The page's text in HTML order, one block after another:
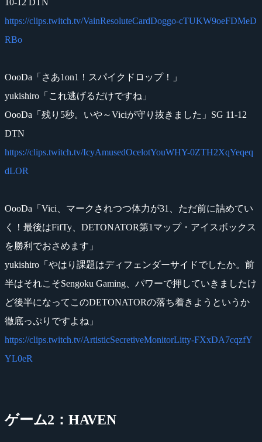
https://clips.twitch.tv/VainResoluteCardDoggo-cTUKW9oeFDMeD
RBo
OooDa「さあ1on1！スパイクドロップ！」
yukishiro「これ逃げるだけですね」
OooDa「残り5秒。いや～Viciが守り抜きました」SG 11-12
DTN
https://clips.twitch.tv/IcyAmusedOcelotYouWHY-0ZTH2XqYeqeq
dLOR
OooDa「Vici、マークされつつ体力が31、ただ前に詰めてい
く！最後はFifTy、DETONATOR第1マップ・アイスボックス
を勝利でおさめます」
yukishiro「やはり課題はディフェンダーサイドでしたか。前
半はそれこそSengoku Gaming、パワーで押していきましたけ
ど後半になってこのDETONATORの落ち着きようというか
徹底っぷりですよね」
https://clips.twitch.tv/ArtisticSecretiveMonitorLitty-FXxDA7cqzfY
YL0eR
ゲーム2：HAVEN